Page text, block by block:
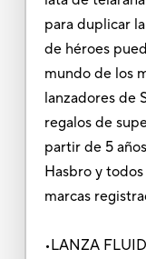
para duplicar
de héroes
mundo de los
lanzadores de
regalos de
partir de 5
Hasbro y
marcas
•LANZA